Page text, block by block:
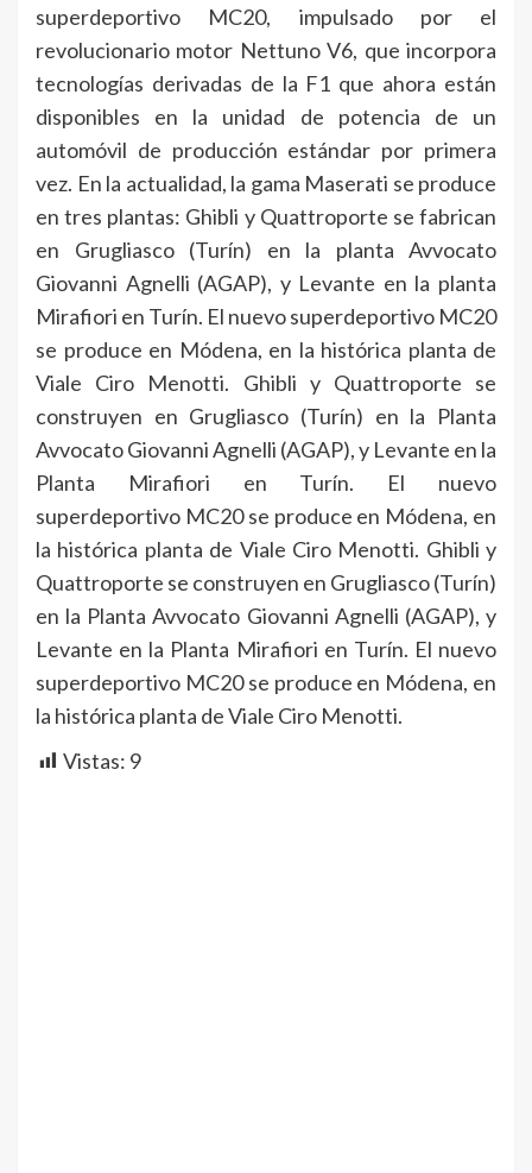
superdeportivo MC20, impulsado por el
revolucionario motor Nettuno V6, que incorpora
tecnologías derivadas de la F1 que ahora están
disponibles en la unidad de potencia de un
automóvil de producción estándar por primera
vez. En la actualidad, la gama Maserati se produce
en tres plantas: Ghibli y Quattroporte se fabrican
en Grugliasco (Turín) en la planta Avvocato
Giovanni Agnelli (AGAP), y Levante en la planta
Mirafiori en Turín. El nuevo superdeportivo MC20
se produce en Módena, en la histórica planta de
Viale Ciro Menotti. Ghibli y Quattroporte se
construyen en Grugliasco (Turín) en la Planta
Avvocato Giovanni Agnelli (AGAP), y Levante en la
Planta Mirafiori en Turín. El nuevo
superdeportivo MC20 se produce en Módena, en
la histórica planta de Viale Ciro Menotti. Ghibli y
Quattroporte se construyen en Grugliasco (Turín)
en la Planta Avvocato Giovanni Agnelli (AGAP), y
Levante en la Planta Mirafiori en Turín. El nuevo
superdeportivo MC20 se produce en Módena, en
la histórica planta de Viale Ciro Menotti.
Vistas: 9